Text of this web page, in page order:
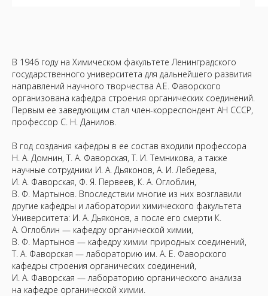
В 1946 году на Химическом факультете Ленинградского
государственного университета для дальнейшего развития
направлений научного творчества А.Е. Фаворского
организована кафедра строения органических соединений.
Первым ее заведующим стал член-корреспондент АН СССР,
профессор С. Н. Данилов.
В год создания кафедры в ее состав входили профессора
Н. А. Домнин, Т. А. Фаворская, Т. И. Темникова, а также
научные сотрудники И. А. Дьяконов, А. И. Лебедева,
И. А. Фаворская, Ф. Я. Первеев, К. А. Оглоблин,
В. Ф. Мартынов. Впоследствии многие из них возглавили
другие кафедры и лаборатории химического факультета
Университета: И. А. Дьяконов, а после его смерти К.
А. Оглоблин — кафедру органической химии,
В. Ф. Мартынов — кафедру химии природных соединений,
Т. А. Фаворская — лабораторию им. А. Е. Фаворского
кафедры строения органических соединений,
И. А. Фаворская — лабораторию органического анализа
на кафедре органической химии.